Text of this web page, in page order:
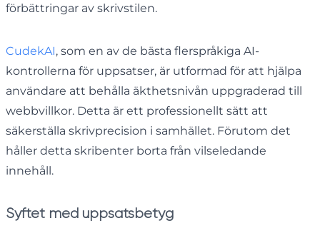
förbättringar av skrivstilen.
CudekAI, som en av de bästa flerspråkiga AI-
kontrollerna för uppsatser, är utformad för att hjälpa
användare att behålla äkthetsnivån uppgraderad till
webbvillkor. Detta är ett professionellt sätt att
säkerställa skrivprecision i samhället. Förutom det
håller detta skribenter borta från vilseledande
innehåll.
Syftet med uppsatsbetyg